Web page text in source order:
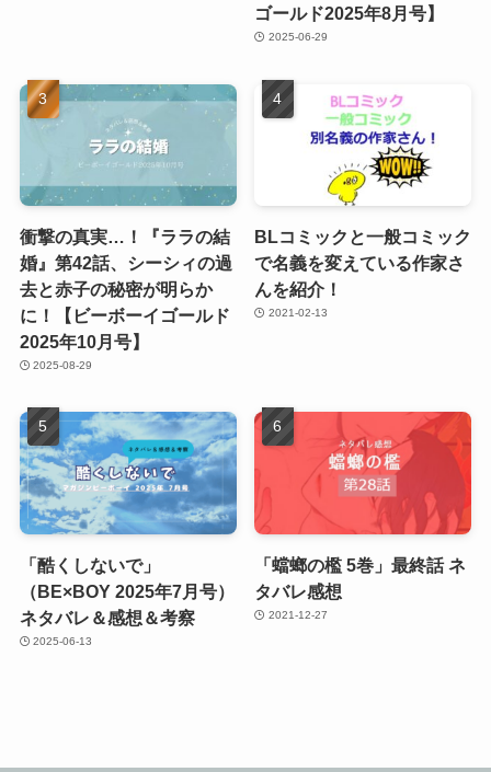
ゴールド2025年8月号】
2025-06-29
衝撃の真実…！『ララの結
婚』第42話、シーシィの過
去と赤子の秘密が明らか
に！【ビーボーイゴールド
2025年10月号】
2025-08-29
BLコミックと一般コミック
で名義を変えている作家さ
んを紹介！
2021-02-13
「酷くしないで」
（BE×BOY 2025年7月号）
ネタバレ＆感想＆考察
2025-06-13
「蟷螂の檻 5巻」最終話 ネ
タバレ感想
2021-12-27